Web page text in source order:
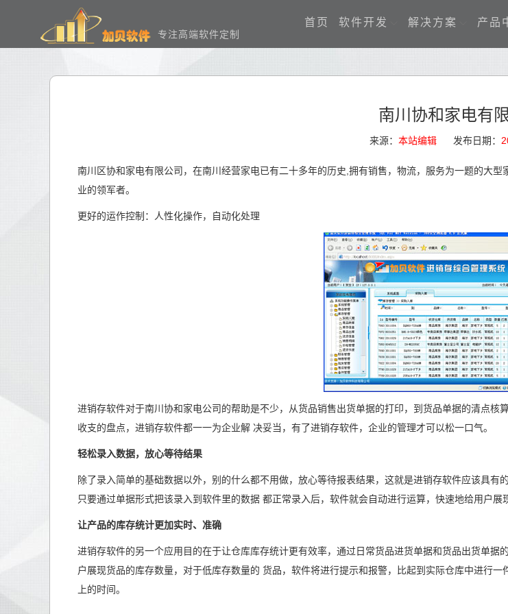
专注高端软件定制
首页 软件开发 解决方案 产品
南川协和家电有
来源： 本站编辑 发布日期：
南川区协和家电有限公司，在南川经营家电已有二十多年的历史,拥有销售，物流，服务为一题的大
业的领军者。
更好的运作控制：人性化操作，自动化处理
进销存软件对于南川协和家电公司的帮助是不少，从货品销售出货单据的打印，到货品单据的清点
收支的盘点，进销存软件都一一为企业解 决妥当，有了进销存软件，企业的管理才可以松一口气。
轻松录入数据，放心等待结果
除了录入简单的基础数据以外，别的什么都不用做，放心等待报表结果，这就是进销存软件应该具有
只要通过单据形式把该录入到软件里的数据 都正常录入后，软件就会自动进行运算，快速地给用户展
让产品的库存统计更加实时、准确
进销存软件的另一个应用目的在于让仓库库存统计更有效率，通过日常货品进货单据和货品出货单
户展现货品的库存数量，对于低库存数量的 货品，软件将进行提示和报警，比起到实际仓库中进行
上的时间。